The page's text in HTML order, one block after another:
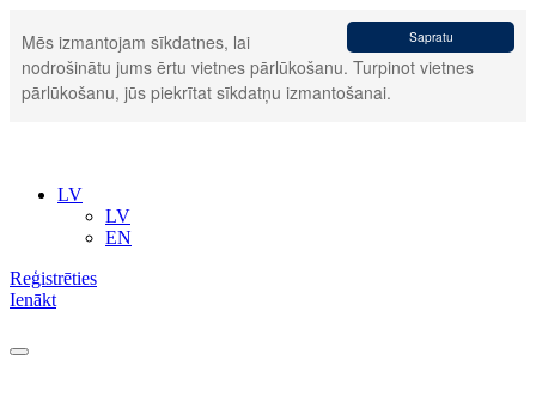
Sapratu
Mēs izmantojam sīkdatnes, lai
nodrošinātu jums ērtu vietnes pārlūkošanu. Turpinot vietnes
pārlūkošanu, jūs piekrītat sīkdatņu izmantošanai.
LV
LV
EN
Reģistrēties
Ienākt